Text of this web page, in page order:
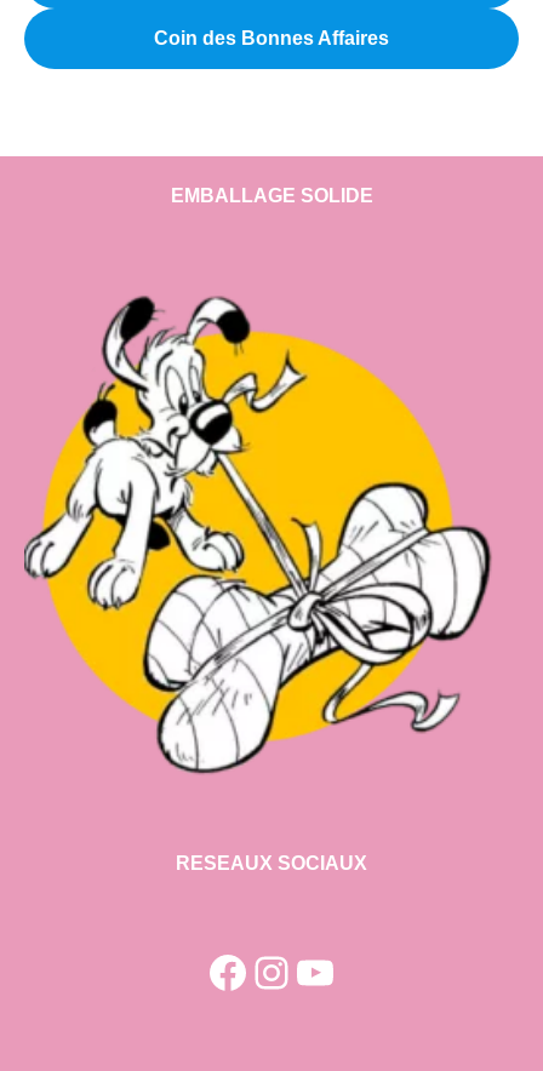
Coin des Bonnes Affaires
EMBALLAGE SOLIDE
RESEAUX SOCIAUX
Facebook
Instagram
YouTube